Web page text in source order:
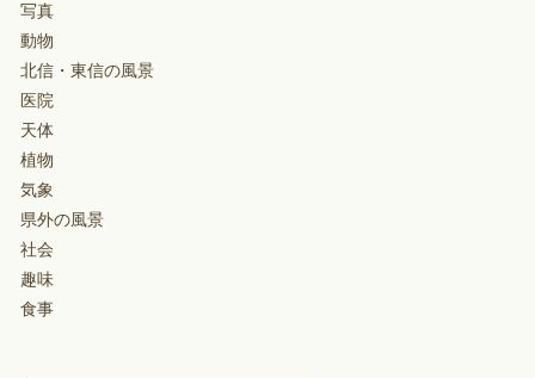
写真
動物
北信・東信の風景
医院
天体
植物
気象
県外の風景
社会
趣味
食事